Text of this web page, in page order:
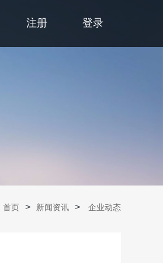
注册 登录
首页 新闻资讯 企业动态